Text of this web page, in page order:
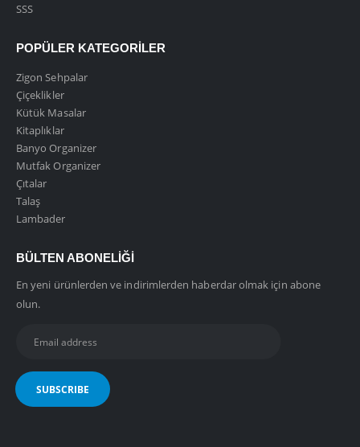
SSS
POPÜLER KATEGORILER
Zigon Sehpalar
Çiçeklikler
Kütük Masalar
Kitaplıklar
Banyo Organizer
Mutfak Organizer
Çıtalar
Talaş
Lambader
BÜLTEN ABONELIĞI
En yeni ürünlerden ve indirimlerden haberdar olmak için abone
olun.